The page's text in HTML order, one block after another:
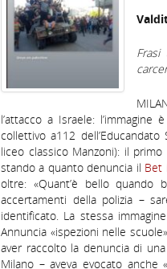
l’attacco a Israele:
collettivo a112
liceo classico Manzoni): il
stando a quanto denuncia il Bet
oltre: «Quant’è bello
accertamenti della polizia –
identificato. La stessa
Annuncia «ispezioni nelle
aver raccolto la denuncia di
Milano – aveva evocato